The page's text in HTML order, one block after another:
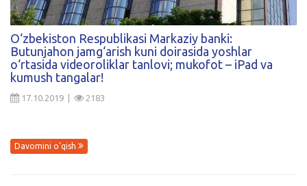
O‘zbekiston Respublikasi Markaziy banki:
Butunjahon jamg‘arish kuni doirasida yoshlar
o‘rtasida videoroliklar tanlovi; mukofot – iPad va
kumush tangalar!
17.10.2019 | 2183
Davomini o'qish